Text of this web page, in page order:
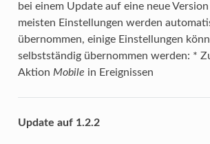
bei einem Update auf eine neue
meisten Einstellungen werden
übernommen, einige Einstellungen
selbstständig übernommen werden: *
Aktion Mobile in Ereignissen
Update auf 1.2.2